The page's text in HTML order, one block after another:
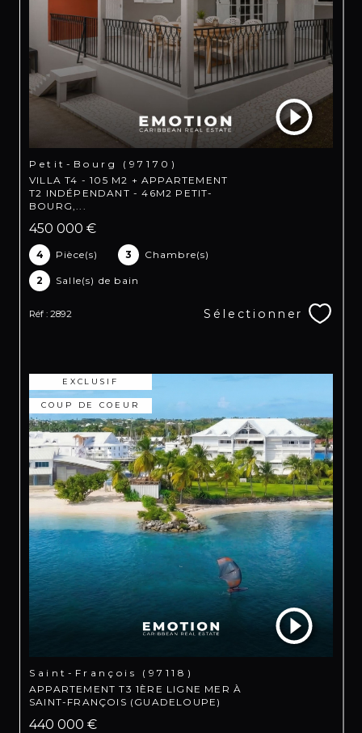
Petit-Bourg (97170)
VILLA T4 - 105 M2 + APPARTEMENT
T2 INDÉPENDANT - 46M2 PETIT-
BOURG,...
450 000 €
4 Pièce(s) 3 Chambre(s)
2 Salle(s) de bain
Réf : 2892 Sélectionner
EXCLUSIF
COUP DE COEUR
Saint-François (97118)
APPARTEMENT T3 1ÈRE LIGNE MER À
SAINT-FRANÇOIS (GUADELOUPE)
440 000 €